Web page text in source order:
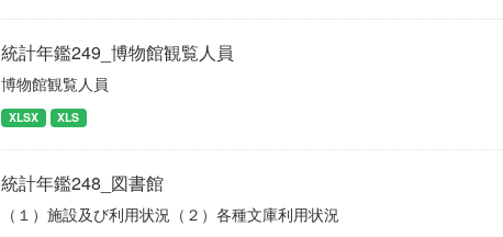
統計年鑑249_博物館観覧人員
博物館観覧人員
XLSX XLS
統計年鑑248_図書館
（１）施設及び利用状況（２）各種文庫利用状況